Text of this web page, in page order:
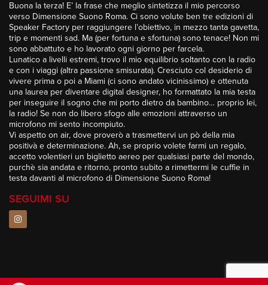
Buona la terza! E’ la frase che meglio sintetizza il mio percorso
verso Dimensione Suono Roma. Ci sono volute ben tre edizioni di
Speaker Factory per raggiungere l’obiettivo, in mezzo tanta gavetta,
trip e momenti sad. Ma (per fortuna e sfortuna) sono tenace! Non mi
sono abbattuto e ho lavorato ogni giorno per farcela.
Lunatico a livelli estremi, trovo il mio equilibrio soltanto con la radio
e con i viaggi (altra passione smisurata). Cresciuto col desiderio di
vivere prima o poi a Miami (ci sono andato vicinissimo) e ottenuta
una laurea per diventare digital designer, ho formattato la mia testa
per inseguire il sogno che mi porto dietro da bambino… proprio lei,
la radio! Se non do libero sfogo alle emozioni attraverso un
microfono mi sento incompiuto.
Vi aspetto on air, dove proverò a trasmettervi un pò della mia
positivà e determinazione. Ah, se proprio volete farmi un regalo,
accetto volentieri un biglietto aereo per qualsiasi parte del mondo,
purchè sia andata e ritorno, pronto subito a rimettermi le cuffie in
testa davanti al microfono di Dimensione Suono Roma!
SEGUIMI SU